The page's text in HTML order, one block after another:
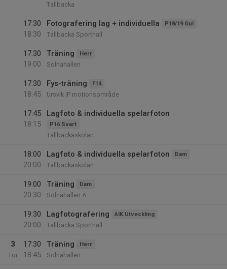
Tallbacka
17:30
18:30
Fotografering lag + individuella P18/19 Gul
Tallbacka Sporthall
17:30
19:00
Träning Herr
Solnahallen
17:30
18:45
Fys-träning F14
Ursvik IP motionsområde
17:45
18:15
Lagfoto & individuella spelarfoton
P16 Svart
Tallbackaskolan
18:00
20:00
Lagfoto & individuella spelarfoton Dam
Tallbackaskolan
19:00
20:30
Träning Dam
Solnahallen A
19:30
20:00
Lagfotografering AIK Utveckling
Tallbacka Sporthall
3
Tor
17:30
18:45
Träning Herr
Solnahallen